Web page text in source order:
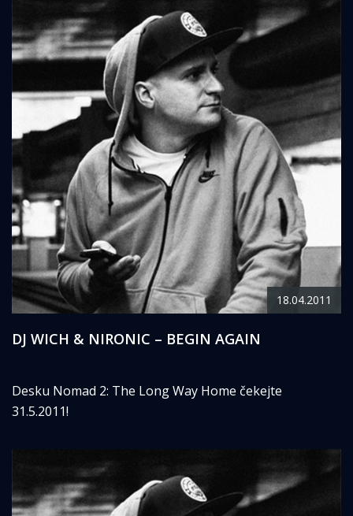
18.04.2011
DJ WICH & NIRONIC – BEGIN AGAIN
Desku Nomad 2: The Long Way Home čekejte
31.5.2011!